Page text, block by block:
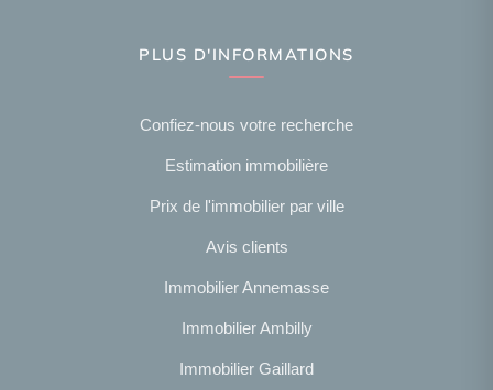
PLUS D'INFORMATIONS
Confiez-nous votre recherche
Estimation immobilière
Prix de l'immobilier par ville
Avis clients
Immobilier Annemasse
Immobilier Ambilly
Immobilier Gaillard